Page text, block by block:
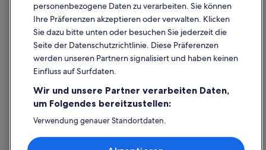
Flüge von Erzincan (ERC) nach Wien (VIE)
Flüge von Evenes (EVE) nach Wien (VIE)
Flüge von Ewo (EWO) nach Wien (VIE)
Flüge von Florianópolis (FLN) nach Wien (VIE)
Flüge von Gdańsk (GDN) nach Wien (VIE)
Flüge von Grand Rapids (GRR) nach Wien (VIE)
Flüge von Graz (GRZ) nach Wien (VIE)
Inhaltsrichtlinien und Melden von Inhalten
Hilfe
Hilfe
Rückerstattungsprozess und Zeitrahmen
Buchen Sie einen Flug mit einer Gutschrift bei der Fluggesellschaft
Internationale Reisedokumente
personenbezogene Daten zu verarbeiten. Sie können
Ihre Präferenzen akzeptieren oder verwalten. Klicken
Sie dazu bitte unten oder besuchen Sie jederzeit die
Seite der Datenschutzrichtlinie. Diese Präferenzen
werden unseren Partnern signalisiert und haben keinen
Einfluss auf Surfdaten.
Wir und unsere Partner verarbeiten Daten,
um Folgendes bereitzustellen:
Verwendung genauer Standortdaten.
Speichern von oder Zugriff auf Informationen auf einem